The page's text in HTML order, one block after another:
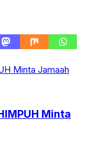
Minta